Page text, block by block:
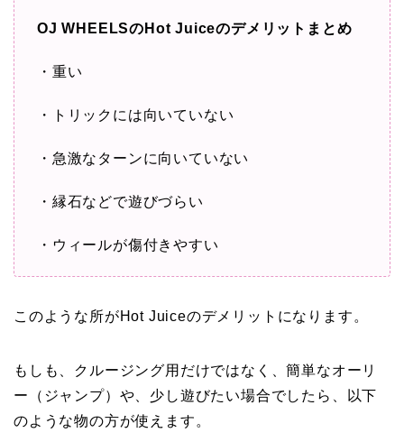
OJ WHEELSのHot Juiceのデメリットまとめ
・重い
・トリックには向いていない
・急激なターンに向いていない
・縁石などで遊びづらい
・ウィールが傷付きやすい
このような所がHot Juiceのデメリットになります。
もしも、クルージング用だけではなく、簡単なオーリ
ー（ジャンプ）や、少し遊びたい場合でしたら、以下
のような物の方が使えます。